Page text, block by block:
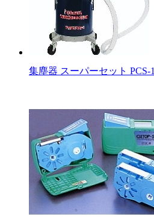
集塵器 スーパーセット PCS-1